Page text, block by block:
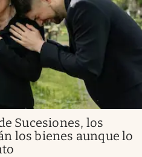
Sucesiones, los
los bienes aunque lo